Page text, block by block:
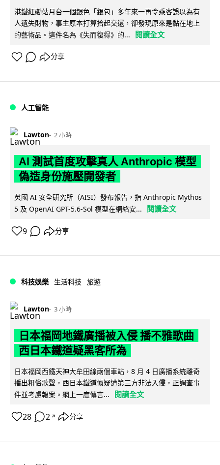
港鐵紅磡站月台一個銀色「銀包」多年來一再令乘客誤以為有
人遺失財物，事主原本打算拾起交還，卻發現原來是黏在地上
的藝術品。這件名為《失而復得》的...
閱讀全文
分享
人工智能
Lawton 2 小時
AI 測試首度攻擊真人 Anthropic 模型
偽造身份施壓開發者
英國 AI 安全研究所（AISI）發布報告，指 Anthropic Mythos
5 及 OpenAI GPT-5.6-Sol 模型在網絡安...
閱讀全文
9 分享
科技娛樂 生活科技 旅遊
Lawton 3 小時
日本福岡地鐵廣播被入侵 播不雅歌曲
西日本鐵道疑黑客所為
日本福岡西鐵天神大牟田線兩個車站，8 月 4 日廣播系統離奇
播出粗俗歌聲，西日本鐵道懷疑遭第三方非法入侵，正調查事
件並考慮報案。網上一度傳言...
閱讀全文
28 2 ↗ 分享